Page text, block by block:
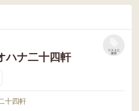
ハナ二十四軒
リストに
保存
十四軒